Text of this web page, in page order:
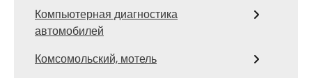
Компьютерная диагностика
автомобилей
Комсомольский, мотель